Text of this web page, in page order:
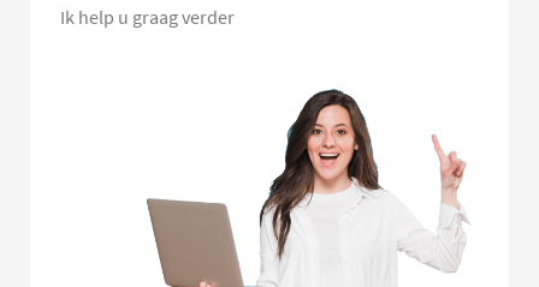
Ik help u graag verder